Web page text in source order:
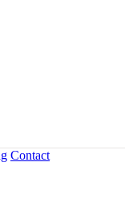
Contact